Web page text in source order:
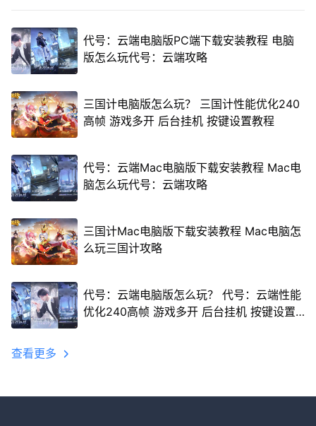
代号：云端电脑版PC端下载安装教程 电脑
版怎么玩代号：云端攻略
三国计电脑版怎么玩？ 三国计性能优化240
高帧 游戏多开 后台挂机 按键设置教程
代号：云端Mac电脑版下载安装教程 Mac电
脑怎么玩代号：云端攻略
三国计Mac电脑版下载安装教程 Mac电脑怎
么玩三国计攻略
代号：云端电脑版怎么玩？ 代号：云端性能
优化240高帧 游戏多开 后台挂机 按键设置
查看更多